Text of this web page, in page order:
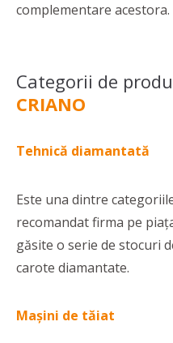
complementare acestora.
Categorii de
CRIANO
Tehnică diamantată
Este una dintre
recomandat firma pe
găsite o serie de stocuri
carote diamantate.
Mașini de tăiat